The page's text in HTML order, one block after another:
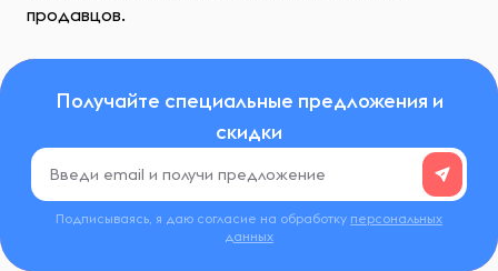
продавцов.
Получайте специальные предложения и
скидки
Подписываясь, я даю согласие на обработку персональных
данных